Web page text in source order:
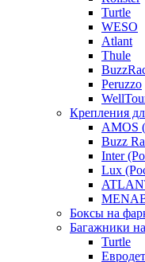
Turtle
WESO
Atlant
Thule
Peruzzo
Крепления
AMOS
Buzz
Inter
Lux
Боксы на
Багажники
Turtle